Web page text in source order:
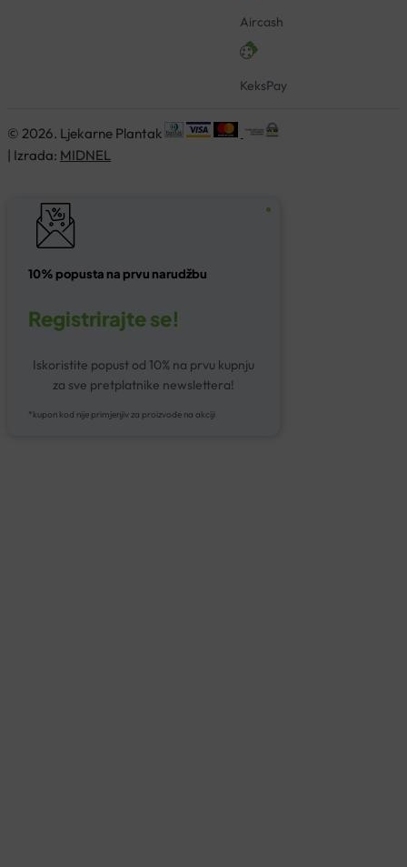
Aircash
KeksPay
© 2026. Ljekarne Plantak
| Izrada: MIDNEL
10% popusta na prvu narudžbu
Registrirajte se!
Iskoristite popust od 10% na prvu kupnju
za sve pretplatnike newslettera!
*kupon kod nije primjenjiv za proizvode na akciji